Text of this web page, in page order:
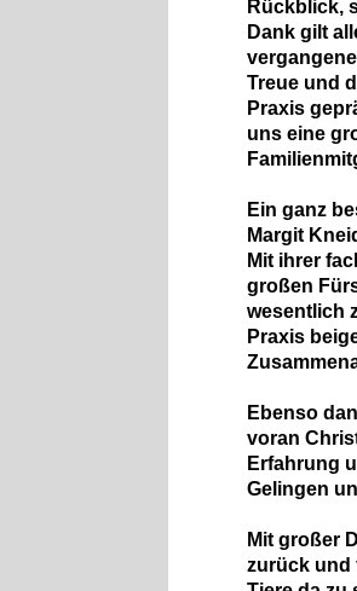
Rückblick,
Dank gilt
Treue und
Praxis
uns eine
Ein ganz
Margit
Mit ihrer
großen
wesentlich
Praxis
Ebenso
voran
Erfahrung
Gelingen
Mit großer
zurück und